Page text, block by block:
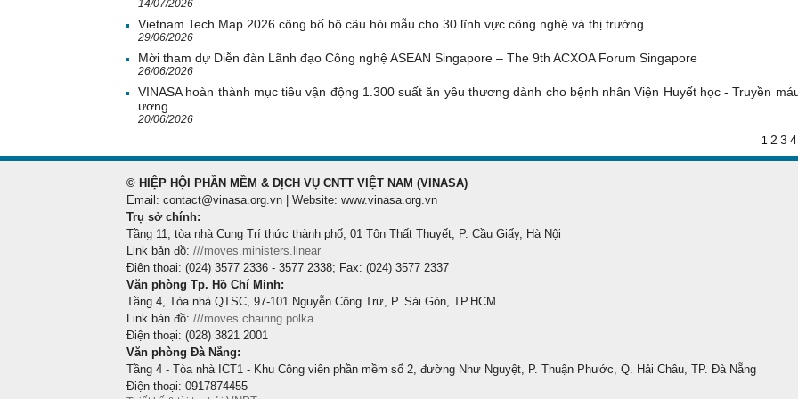
14/07/2026
Vietnam Tech Map 2026 công bố bộ câu hỏi mẫu cho 30 lĩnh vực công nghệ và thị trường
29/06/2026
Mời tham dự Diễn đàn Lãnh đạo Công nghệ ASEAN Singapore – The 9th ACXOA Forum Singapore
26/06/2026
VINASA hoàn thành mục tiêu vận động 1.300 suất ăn yêu thương dành cho bệnh nhân Viện Huyết học - Truyền
ương
20/06/2026
1 2 3 4
© HIỆP HỘI PHẦN MỀM & DỊCH VỤ CNTT VIỆT NAM (VINASA)
Email: contact@vinasa.org.vn | Website: www.vinasa.org.vn
Trụ sở chính:
Tầng 11, tòa nhà Cung Trí thức thành phố, 01 Tôn Thất Thuyết, P. Cầu Giấy, Hà Nội
Link bản đồ: ///moves.ministers.linear
Điện thoại: (024) 3577 2336 - 3577 2338; Fax: (024) 3577 2337
Văn phòng Tp. Hồ Chí Minh:
Tầng 4, Tòa nhà QTSC, 97-101 Nguyễn Công Trứ, P. Sài Gòn, TP.HCM
Link bản đồ: ///moves.chairing.polka
Điện thoại: (028) 3821 2001
Văn phòng Đà Nẵng:
Tầng 4 - Tòa nhà ICT1 - Khu Công viên phần mềm số 2, đường Như Nguyệt, P. Thuận Phước, Q. Hải Châu, TP. Đà Nẵng
Điện thoại: 0917874455